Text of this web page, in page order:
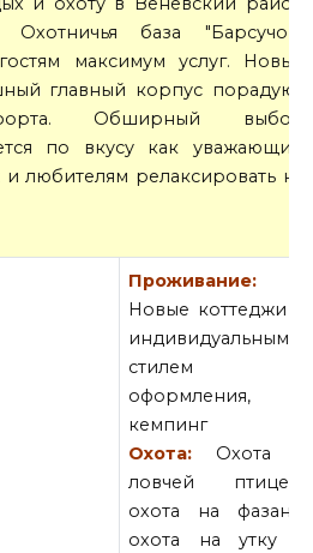
Охотничья база "Барсучок"
максимум услуг. Новые
главный корпус порадуют
Обширный выбор
по вкусу как уважающим
любителям релаксировать на
Проживание:
Новые коттеджи с
индивидуальным
стилем
оформления,
кемпинг
Охота: Охота с
ловчей птицей,
охота на фазана,
охота на утку –